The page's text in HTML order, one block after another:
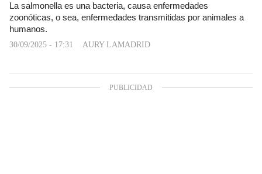
La salmonella es una bacteria, causa enfermedades
zoonóticas, o sea, enfermedades transmitidas por animales a
humanos.
30/09/2025 - 17:31 AURY LAMADRID